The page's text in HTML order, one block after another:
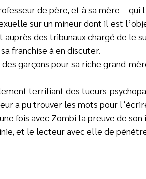
de père, et à sa mère – qui
sur un mineur dont il est
des tribunaux chargé de le
franchise à en discuter.
garçons pour sa riche grand-
terrifiant des tueurs-
a pu trouver les mots pour
fois avec Zombi la preuve de
et le lecteur avec elle de